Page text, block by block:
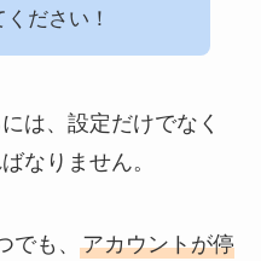
ださい！
は、設定だけでなく
なりません。
も、 アカウントが停